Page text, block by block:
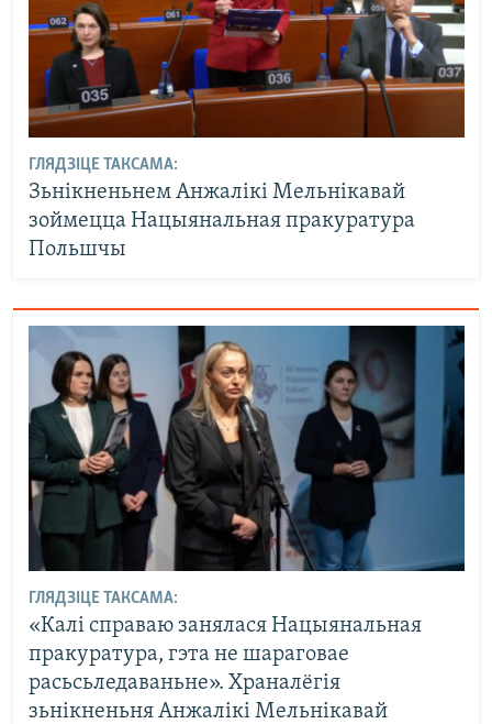
ГЛЯДЗІЦЕ ТАКСАМА:
Зьнікненьнем Анжалікі Мельнікавай
зоймецца Нацыянальная пракуратура
Польшчы
ГЛЯДЗІЦЕ ТАКСАМА:
«Калі справаю занялася Нацыянальная
пракуратура, гэта не шараговае
расьсьледаваньне». Храналёгія
зьнікненьня Анжалікі Мельнікавай